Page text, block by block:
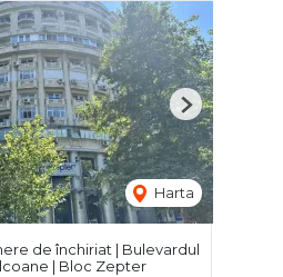
Harta
Next
de închiriat | Bulevardul
| Bloc Zepter